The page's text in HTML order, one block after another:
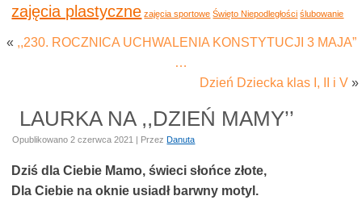
zajęcia plastyczne zajęcia sportowe Święto Niepodległości ślubowanie
« ,,230. ROCZNICA UCHWALENIA KONSTYTUCJI 3 MAJA”
…
Dzień Dziecka klas I, II i V»
LAURKA NA ,,DZIEŃ MAMY’’
Opublikowano 2 czerwca 2021 | Przez Danuta
Dziś dla Ciebie Mamo, świeci słońce złote,
Dla Ciebie na oknie usiadł barwny motyl.